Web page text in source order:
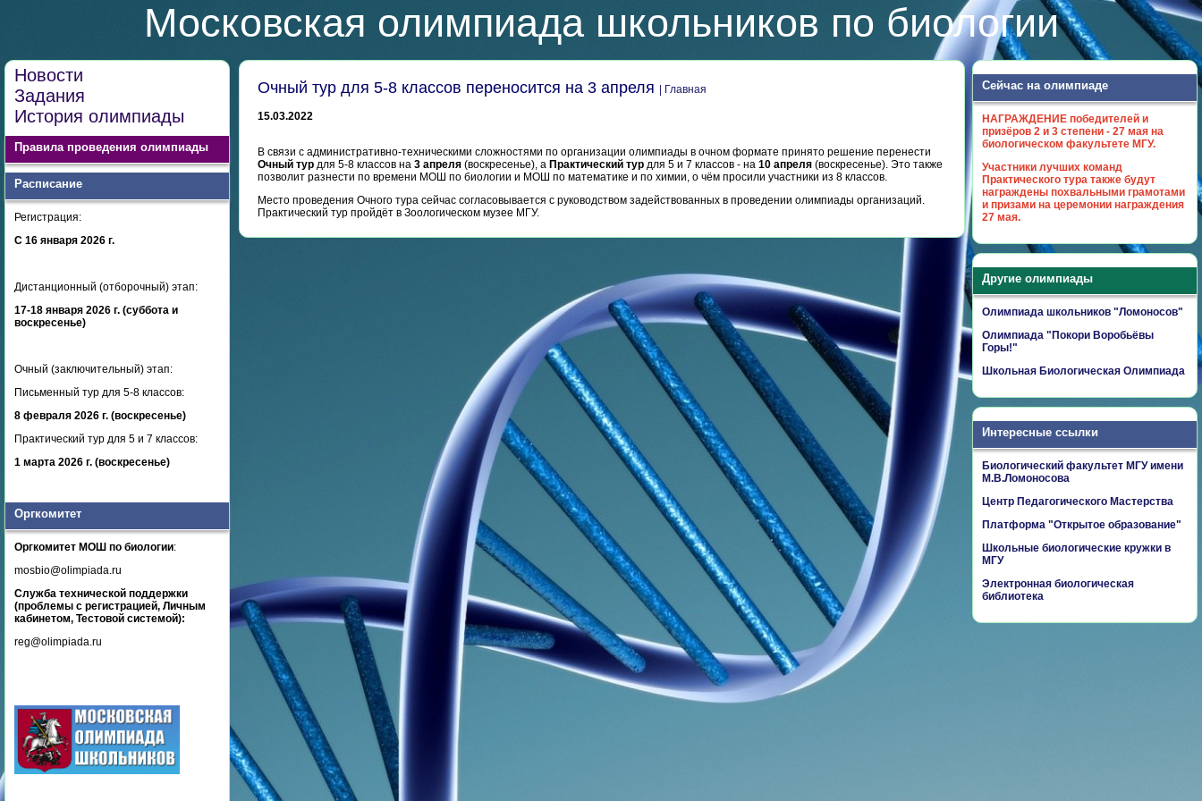
Московская олимпиада школьников по биологии
Новости
Задания
История олимпиады
Правила проведения олимпиады
Расписание
Регистрация:
С 16 января 2026 г.
Дистанционный (отборочный) этап:
17-18 января 2026 г. (суббота и
воскресенье)
Очный (заключительный) этап:
Письменный тур для 5-8 классов:
8 февраля 2026 г. (воскресенье)
Практический тур для 5 и 7 классов:
1 марта 2026 г. (воскресенье)
Оргкомитет
Оргкомитет МОШ по биологии:
mosbio@olimpiada.ru
Служба технической поддержки
(проблемы с регистрацией, Личным
кабинетом, Тестовой системой):
reg@olimpiada.ru
Очный тур для 5-8 классов переносится на 3 апреля | Главная
15.03.2022
В связи с административно-техническими сложностями по организации олимпиады в очном формате принято решение перенести
Очный тур для 5-8 классов на 3 апреля (воскресенье), а Практический тур для 5 и 7 классов - на 10 апреля (воскресенье). Это также
позволит разнести по времени МОШ по биологии и МОШ по математике и по химии, о чём просили участники из 8 классов.
Место проведения Очного тура сейчас согласовывается с руководством задействованных в проведении олимпиады организаций.
Практический тур пройдёт в Зоологическом музее МГУ.
Сейчас на олимпиаде
НАГРАЖДЕНИЕ победителей и
призёров 2 и 3 степени - 27 мая на
биологическом факультете МГУ.
Участники лучших команд
Практического тура также будут
награждены похвальными грамотами
и призами на церемонии награждения
27 мая.
Другие олимпиады
Олимпиада школьников "Ломоносов"
Олимпиада "Покори Воробьёвы
Горы!"
Школьная Биологическая Олимпиада
Интересные ссылки
Биологический факультет МГУ имени
М.В.Ломоносова
Центр Педагогического Мастерства
Платформа "Открытое образование"
Школьные биологические кружки в
МГУ
Электронная биологическая
библиотека